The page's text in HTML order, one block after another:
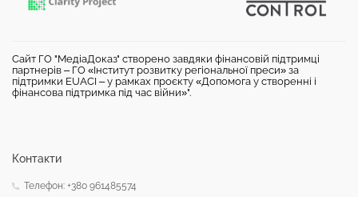
Сайт ГО "МедіаДоказ" створено завдяки фінансовій підтримці
партнерів – ГО «Інститут розвитку регіональної преси» за
підтримки EUACI – у рамках проєкту «Допомога у створенні і
фінансова підтримка під час війни»".
Контакти
Телефон: +380 961485574